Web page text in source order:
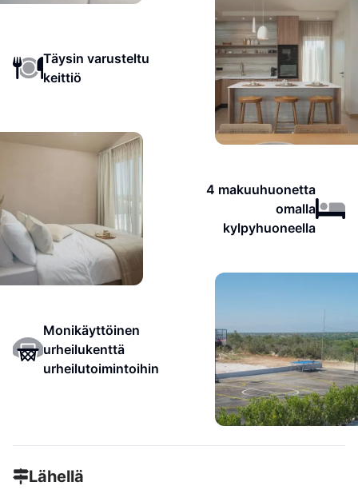
Täysin varusteltu
keittiö
4 makuuhuonetta
omalla
kylpyhuoneella
Monikäyttöinen
urheilukenttä
urheilutoimintoihin
Lähellä